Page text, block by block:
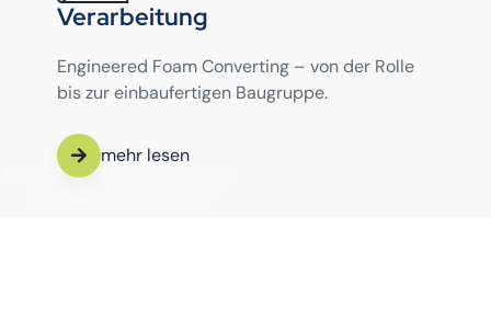
Verarbeitung
Engineered Foam Converting – von der Rolle
bis zur einbaufertigen Baugruppe.
mehr lesen